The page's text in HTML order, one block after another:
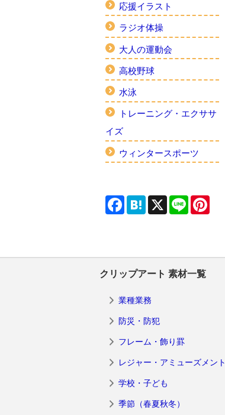
応援イラスト
ラジオ体操
大人の運動会
高校野球
水泳
トレーニング・エクササ
イズ
ウィンタースポーツ
FacebookHatenaX Line
クリップアート 素材一覧
業種業務
防災・防犯
フレーム・飾り罫
レジャー・アミューズメント
学校・子ども
季節（春夏秋冬）